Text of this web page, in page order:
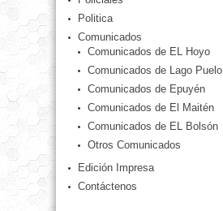
Politica
Comunicados
Comunicados de EL Hoyo
Comunicados de Lago Puelo
Comunicados de Epuyén
Comunicados de El Maitén
Comunicados de EL Bolsón
Otros Comunicados
Edición Impresa
Contáctenos